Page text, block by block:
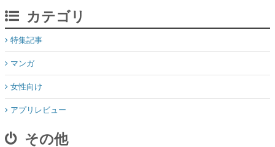
カテゴリ
特集記事
マンガ
女性向け
アプリレビュー
その他